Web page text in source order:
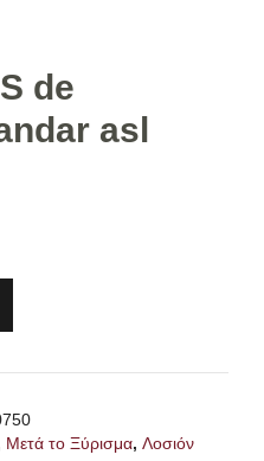
de
asl
Μετά το Ξύρισμα, Λοσιόν